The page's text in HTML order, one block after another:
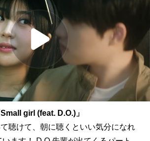
girl (feat. D.O.)」
聴けて、朝に聴くといい気分になれ